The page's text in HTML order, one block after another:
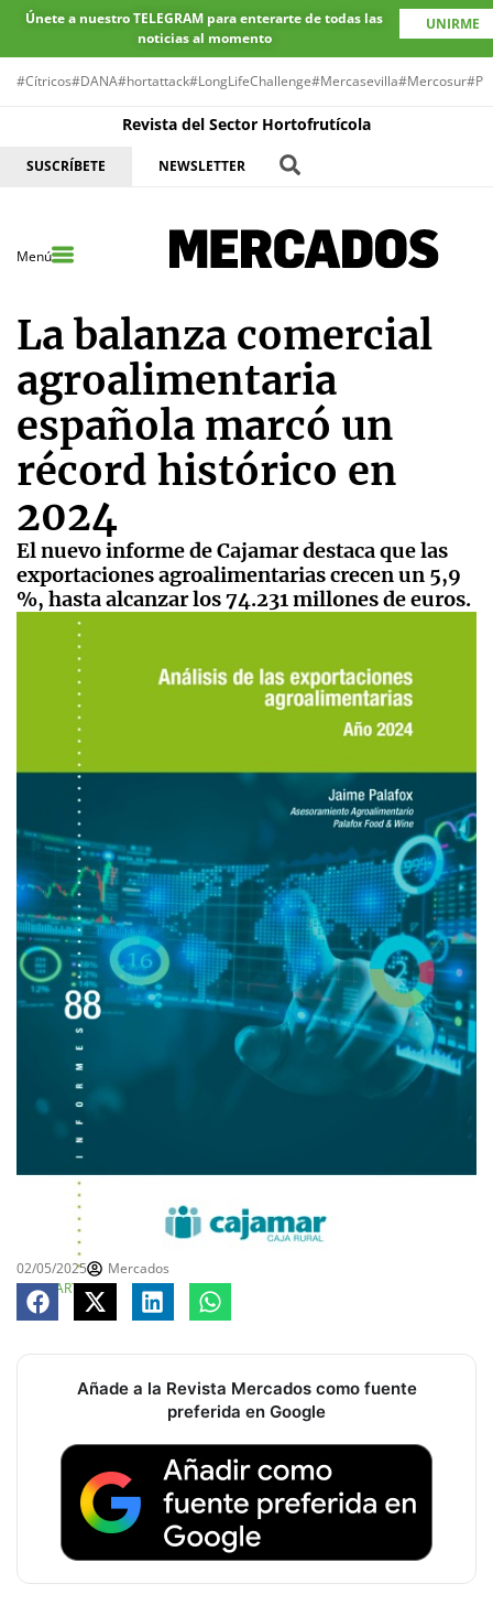
Únete a nuestro TELEGRAM para enterarte de todas las
noticias al momento
UNIRME
#Cítricos#DANA#hortattack#LongLifeChallenge#Mercasevilla#Mercosur
Revista del Sector Hortofrutícola
SUSCRÍBETE NEWSLETTER
Menú
La balanza comercial
agroalimentaria
española marcó un
récord histórico en
2024
El nuevo informe de Cajamar destaca que las
exportaciones agroalimentarias crecen un 5,9
%, hasta alcanzar los 74.231 millones de euros.
02/05/2025
Mercados
COMPARTE
Añade a la Revista Mercados como fuente
preferida en Google